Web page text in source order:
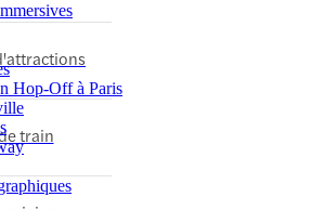
Hop-Off à Paris
train